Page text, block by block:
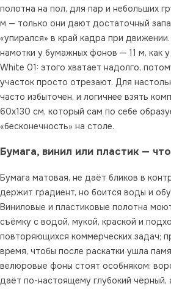
полотна на пол, для пар и небольших
м — только они дают достаточный
«упирался» в край кадра при
намотки у бумажных фонов — 11 м, как
White 01: этого хватает надолго,
участок просто отрезают. Для
часто избыточен, и логичнее взять
60x130 см, который сам по себе
«бесконечность» на столе.
Бумага, винил или пластик —
Бумага матовая, не даёт бликов в
держит градиент, но боится воды и
Виниловые и пластиковые полотна
съёмку с водой, мукой, краской и
повторяющихся коммерческих задач;
время, чтобы после раскатки ушла
велюровые фоны стоят особняком:
даёт по-настоящему глубокий чёрный,